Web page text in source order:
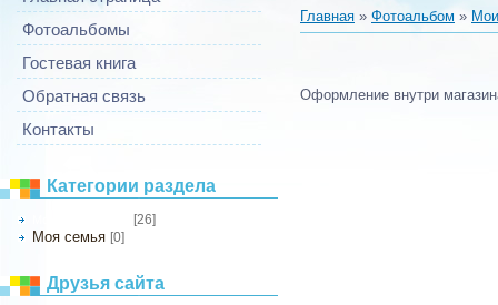
Фотоальбомы
Гостевая книга
Обратная связь
Контакты
Категории раздела
[26]
Моя семья [0]
Друзья сайта
Главная » Фотоальбом »
Оформление внутри